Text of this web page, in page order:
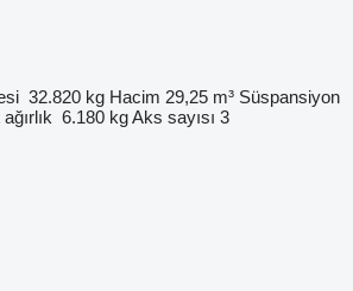
32.820 kg Hacim 29,25 m³ Süspansiyon
6.180 kgAks sayısı 3